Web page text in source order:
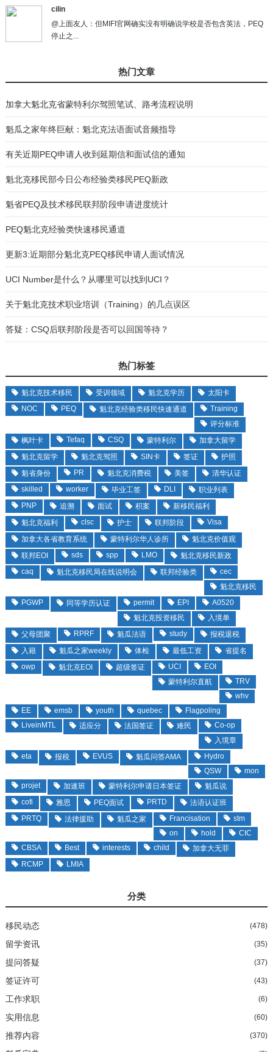
cilin
@上面友人：但MIFI官网确实没有明确说学校是否包含英法，PEQ
停止之...
热门文章
加拿大魁北克省蒙特利尔驾照笔试、路考流程说明
魁瓜之家年终巨献：魁北克法语面试音频指导
有关近期PEQ申请人收到延期信和面试信的通知
魁北克移民部今日公布经验类移民PEQ新政
魁省PEQ及技术移民联邦阶段申请进度统计
PEQ魁北克经验类快速移民通道
更新3:近期部分魁北克PEQ移民申请人面试情况
UCI Number是什么？从哪里可以找到UCI？
关于魁北克技术职业培训（Training）的几点误区
答疑：CSQ后联邦阶段是否可以回国等待？
热门标签
魁北克技术移民 受训领域 魁北克学历
太阳卡
NOC
PEQ 魁北克经验类移民快速通道
Training
评分标准
枫叶卡
Tefaq CSQ 蒙特利尔
加拿大留学
魁北克留学
魁北克驾照 SIN卡 签证
护照
魁省身份
PR 魁北克消费税 美签
清华认证
skilled
worker 毕业工签 DLI
职业列表
PNP
追溯 面试 积案
新移民福利
魁北克福利
clsc 护士 联邦阶段
Visa
加拿大各省教育系统
蒙特利尔华人诊所
魁北克价值观
联邦EOI
sds spp LMO
魁北克移民新政
caq
魁北克移民局在线说明会 联邦经验类
cec
魁北克移民
PGWP
同等学历认证 permit EPI
A0520
魁北克投资移民
入境单
父母团聚
RPRF 魁瓜法语 study
报税退税
入籍
魁瓜之家weekly 体检 最低工资
省提名
owp
魁北克EOI 超级签证 UCI
EOI
蒙特利尔直航
TRV
whv
EE
emsb youth quebec
Flagpoling
LiveinMTL
适应分 法国签证 难民
Co-op
入境章
eta
报税 EVUS 魁瓜问答AMA
Hydro
QSW
mon
projet
加速班 蒙特利尔申请日本签证
魁瓜说
cofi
雅思 PEQ面试 PRTD
法语认证班
PRTQ
法律援助 魁瓜之家 Francisation
stm
on
hold
CIC
CBSA
Best interests child
加拿大无罪
RCMP
LMIA
分类
移民动态 (478)
留学资讯 (35)
提问答疑 (37)
签证许可 (43)
工作求职 (6)
实用信息 (60)
推荐内容 (370)